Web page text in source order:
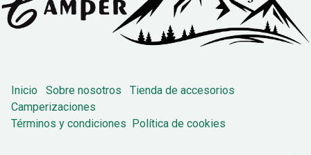
Inicio Sobre nosotros
Tienda de accesorios
Camperizaciones
Términos y condiciones
Política de cookies